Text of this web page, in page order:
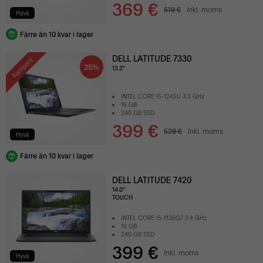
Hyvä 369 € 519 € Inkl. moms
Färre än 10 kvar i lager
Kampanj 25%
Hyvä
DELL LATITUDE 7330
13.3"
INTEL CORE I5-1245U 3.3 GHz
16 GB
240 GB SSD
399 € 529 € Inkl. moms
Färre än 10 kvar i lager
Hyvä
DELL LATITUDE 7420
14.0"
TOUCH
INTEL CORE I5-1135G7 2.4 GHz
16 GB
240 GB SSD
399 € Inkl. moms